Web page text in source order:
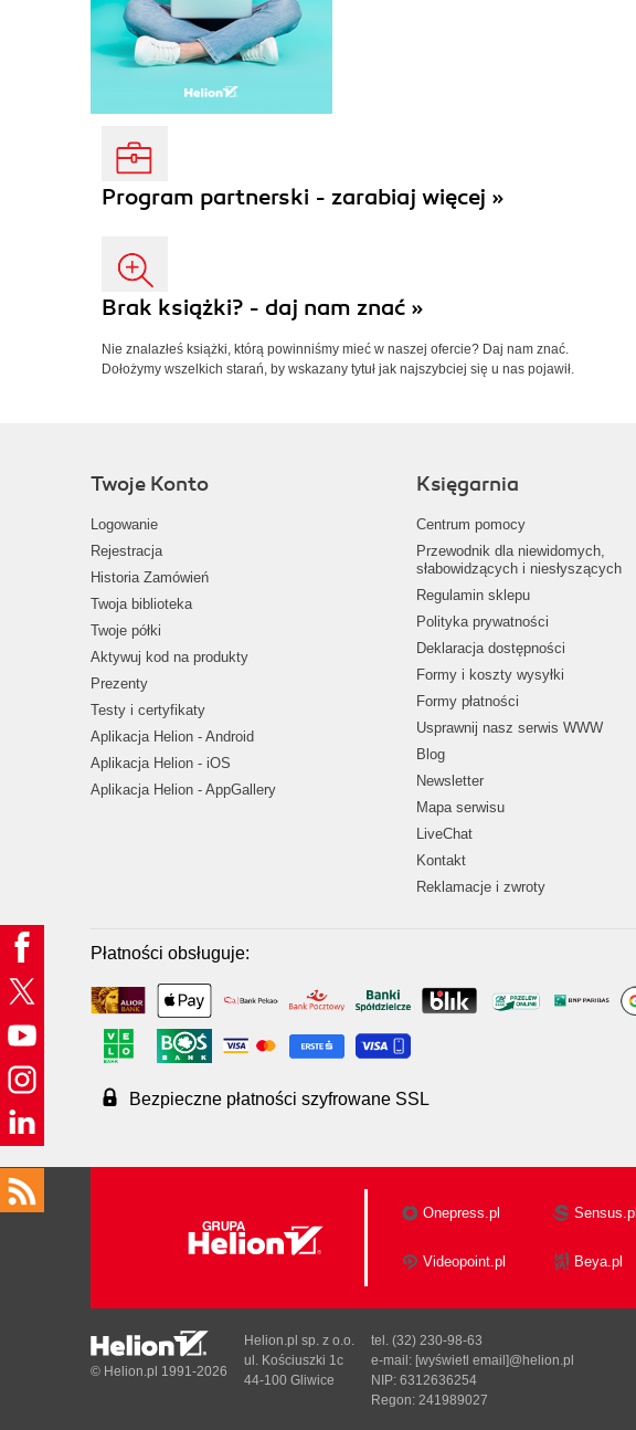
Program partnerski - zarabiaj więcej »
Brak książki? - daj nam znać »
Nie znalazłeś książki, którą powinniśmy mieć w naszej ofercie? Daj nam znać.
Dołożymy wszelkich starań, by wskazany tytuł jak najszybciej się u nas pojawił.
Twoje Konto
Logowanie
Rejestracja
Historia Zamówień
Twoja biblioteka
Twoje półki
Aktywuj kod na produkty
Prezenty
Testy i certyfikaty
Aplikacja Helion - Android
Aplikacja Helion - iOS
Aplikacja Helion - AppGallery
Księgarnia
Centrum pomocy
Przewodnik dla niewidomych,
słabowidzących i niesłyszących
Regulamin sklepu
Polityka prywatności
Deklaracja dostępności
Formy i koszty wysyłki
Formy płatności
Usprawnij nasz serwis WWW
Blog
Newsletter
Mapa serwisu
LiveChat
Kontakt
Reklamacje i zwroty
Płatności obsługuje:
Bezpieczne płatności szyfrowane SSL
Onepress.pl Sensus.pl
Videopoint.pl Beya.pl
© Helion.pl 1991-2026
Helion.pl sp. z o.o.
ul. Kościuszki 1c
44-100 Gliwice
tel. (32) 230-98-63
e-mail: [wyświetl email]@helion.pl
NIP: 6312636254
Regon: 241989027